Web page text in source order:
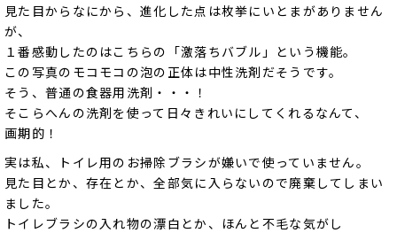
見た目からなにから、進化した点は枚挙にいとまがありません
が、
１番感動したのはこちらの「激落ちバブル」という機能。
この写真のモコモコの泡の正体は中性洗剤だそうです。
そう、普通の食器用洗剤・・・！
そこらへんの洗剤を使って日々きれいにしてくれるなんて、
画期的！
実は私、トイレ用のお掃除ブラシが嫌いで使っていません。
見た目とか、存在とか、全部気に入らないので廃棄してしまい
ました。
トイレブラシの入れ物の漂白とか、ほんと不毛な気がし